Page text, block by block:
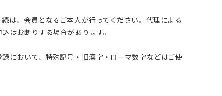
は、会員となるご本人が行ってください。代理による
はお断りする場合があります。
において、特殊記号・旧漢字・ローマ数字などはご使